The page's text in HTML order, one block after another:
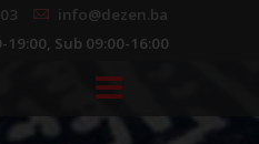
info@dezen.ba
19:00, Sub 09:00-16:00